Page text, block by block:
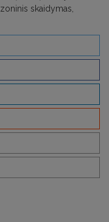
skaidymas